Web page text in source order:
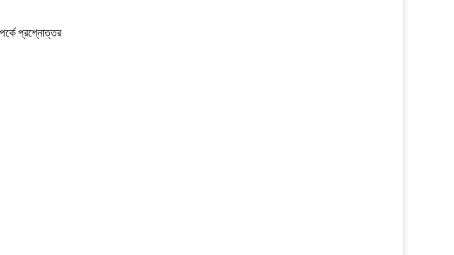
প্রশ্নোত্তর